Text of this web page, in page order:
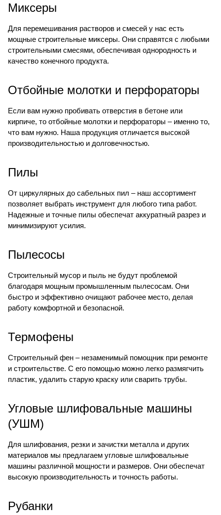
Миксеры
Для перемешивания растворов и смесей у нас есть
мощные строительные миксеры. Они справятся с любыми
строительными смесями, обеспечивая однородность и
качество конечного продукта.
Отбойные молотки и перфораторы
Если вам нужно пробивать отверстия в бетоне или
кирпиче, то отбойные молотки и перфораторы – именно то,
что вам нужно. Наша продукция отличается высокой
производительностью и долговечностью.
Пилы
От циркулярных до сабельных пил – наш ассортимент
позволяет выбрать инструмент для любого типа работ.
Надежные и точные пилы обеспечат аккуратный разрез и
минимизируют усилия.
Пылесосы
Строительный мусор и пыль не будут проблемой
благодаря мощным промышленным пылесосам. Они
быстро и эффективно очищают рабочее место, делая
работу комфортной и безопасной.
Термофены
Строительный фен – незаменимый помощник при ремонте
и строительстве. С его помощью можно легко размягчить
пластик, удалить старую краску или сварить трубы.
Угловые шлифовальные машины
(УШМ)
Для шлифования, резки и зачистки металла и других
материалов мы предлагаем угловые шлифовальные
машины различной мощности и размеров. Они обеспечат
высокую производительность и точность работы.
Рубанки